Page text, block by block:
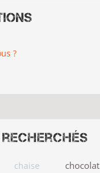
?
recherchés
chaise chocolat